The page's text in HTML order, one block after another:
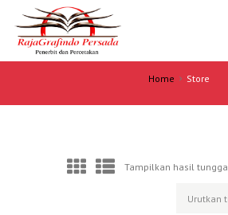
Home Store
Tampilkan hasil